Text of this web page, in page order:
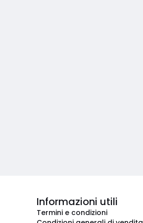
Informazioni utili
Termini e condizioni